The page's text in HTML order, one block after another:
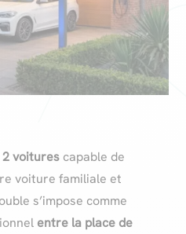
voitures capable de
voiture familiale et
s’impose comme
entre la place de